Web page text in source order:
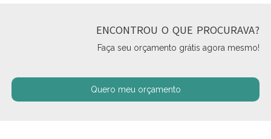
ENCONTROU O QUE PROCURAVA?
Faça seu orçamento grátis agora mesmo!
Quero meu orçamento